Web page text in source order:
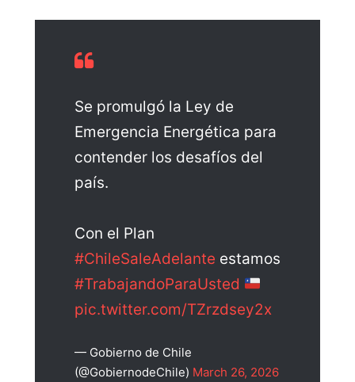
Se promulgó la Ley de
Emergencia Energética para
contender los desafíos del
país.
Con el Plan
#ChileSaleAdelante estamos
#TrabajandoParaUsted
pic.twitter.com/TZrzdsey2x
— Gobierno de Chile
(@GobiernodeChile) March 26, 2026